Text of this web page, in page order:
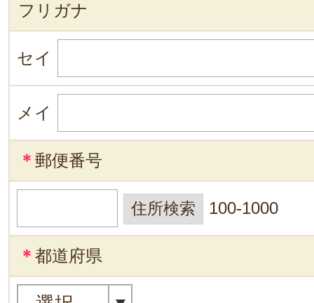
フリガナ
セイ
メイ
＊ 郵便番号
100-1000
＊ 都道府県